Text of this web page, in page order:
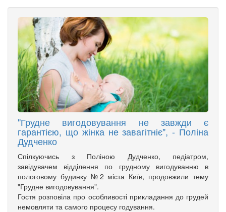
"Грудне вигодовування не завжди є
гарантією, що жінка не завагітніє", - Поліна
Дудченко
Спілкуючись з Поліною Дудченко, педіатром,
завідувачем відділення по грудному вигодуванню в
пологовому будинку №2 міста Київ, продовжили тему
"Грудне вигодовування".
Гостя розповіла про особливості прикладання до грудей
немовляти та самого процесу годування.